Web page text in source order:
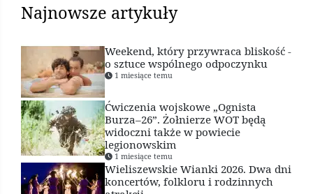
Najnowsze artykuły
Weekend, który przywraca bliskość -
o sztuce wspólnego odpoczynku
1 miesiące temu
Ćwiczenia wojskowe „Ognista
Burza–26”. Żołnierze WOT będą
widoczni także w powiecie
legionowskim
1 miesiące temu
Wieliszewskie Wianki 2026. Dwa dni
koncertów, folkloru i rodzinnych